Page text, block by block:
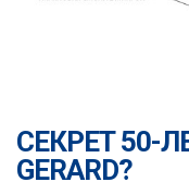
СЕКРЕТ 50-
GERARD?